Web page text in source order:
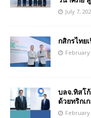
July 7,
กสิกรไทย
February
บลจ.ทิสโ
ด้วยทริกเ
February